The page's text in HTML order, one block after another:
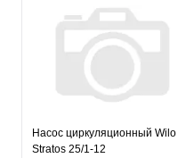
Насос циркуляционный Wilo
Stratos 25/1-12